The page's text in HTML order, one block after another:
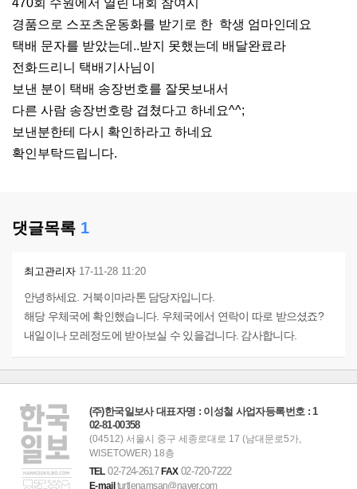
경품으로 스포츠운동화를 받기로 한 학생 엄마인데요
택배 문자를 받았는데..받지 못했는데 배달완료라
전화드리니 택배기사님이
보낸 분이 택배 송장번호를 잘못보내서
다른 사람 송장번호랑 겹쳤다고 하네요^^;
보낸분한테 다시 확인하라고 하네요
확인부탁드립니다.
댓글목록 1
최고관리자 17-11-28 11:20
안녕하세요. 거북이마라톤 담당자입니다.
해당 우체국에 확인했습니다. 우체국에서 연락이 따로 받으셨죠?
내일이나 모레정도에 받아보실 수 있을겁니다. 감사합니다.
(주)한국일보사 대표자명 : 이성철 사업자등록번호 : 1
02-81-00358
(04512) 서울시 중구 세종로대로 17 (남대문로5가,
WISETOWER) 18층
TEL02-724-2617FAX02-720-7222
E-mailturtlenamsan@naver.com